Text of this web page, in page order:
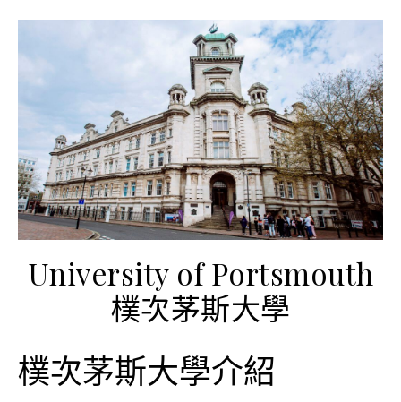
University of Portsmouth
樸次茅斯大學
樸次茅斯大學介紹